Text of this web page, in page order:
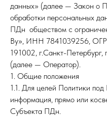
данных» (далее — Закон о
обработки персональных
ПДн обществом с
Ву», ИНН 7841039256,
191002, г.Санкт-Петербург,
(далее — Оператор).
1. Общие положения
1.1. Для целей Политики
информация, прямо или
Субъекта ПДн.